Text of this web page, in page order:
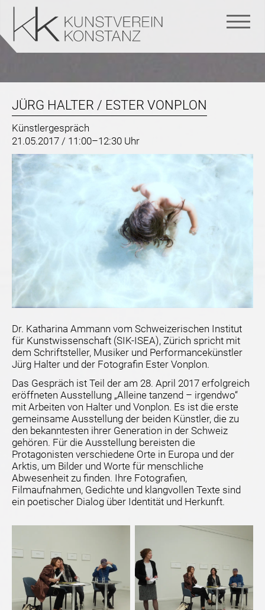
Navigation
überspringen
JÜRG HALTER / ESTER VONPLON
Künstlergespräch
21.05.2017 / 11:00–12:30 Uhr
Dr. Katharina Ammann vom Schweizerischen Institut
für Kunstwissenschaft (SIK-ISEA), Zürich spricht mit
dem Schriftsteller, Musiker und Performancekünstler
Jürg Halter und der Fotografin Ester Vonplon.
Das Gespräch ist Teil der am 28. April 2017 erfolgreich
eröffneten Ausstellung „Alleine tanzend – irgendwo“
mit Arbeiten von Halter und Vonplon. Es ist die erste
gemeinsame Ausstellung der beiden Künstler, die zu
den bekanntesten ihrer Generation in der Schweiz
gehören. Für die Ausstellung bereisten die
Protagonisten verschiedene Orte in Europa und der
Arktis, um Bilder und Worte für menschliche
Abwesenheit zu finden. Ihre Fotografien,
Filmaufnahmen, Gedichte und klangvollen Texte sind
ein poetischer Dialog über Identität und Herkunft.